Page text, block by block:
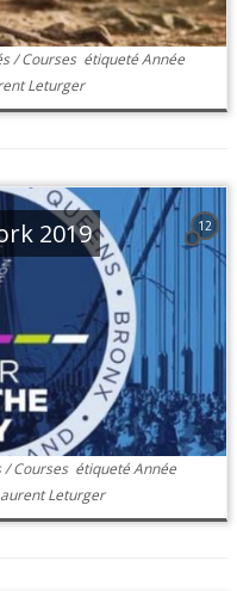
/Courses étiquetéAnnée
Leturger
12
2019
/Courses étiquetéAnnée
Leturger